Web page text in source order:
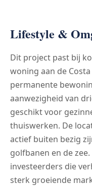
Lifestyle &
Dit project past bij
woning aan de
permanente
aanwezigheid van
geschikt voor
thuiswerken. De
actief buiten bezig
golfbanen en de
investeerders die
sterk groeiende